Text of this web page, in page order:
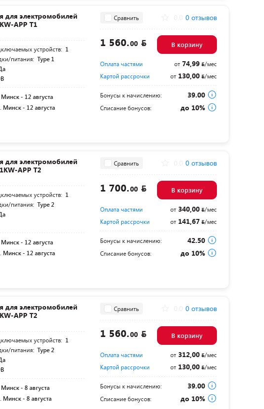
для электромобилей
APP T1
устройств: 1
питания: Type 1
Минск - 12 августа
Минск - 12 августа
Сравнить 0 отзывов
1 560.00 В корзину
Оплата частями от74,99
/мес
Картой рассрочки
от130,00 /мес
Бонусы к начислению: 39.00
Списание бонусов: до 10%
для электромобилей
APP T2
устройств: 1
питания: Type 2
Минск - 12 августа
Минск - 12 августа
Сравнить 0 отзывов
1 700.00 В корзину
Оплата частями от340,00
/мес
Картой рассрочки
от141,67 /мес
Бонусы к начислению: 42.50
Списание бонусов: до 10%
для электромобилей
APP T2
устройств: 1
питания: Type 2
Минск -8 августа
Минск -8 августа
Сравнить 0 отзывов
1 560.00 В корзину
Оплата частями от312,00
/мес
Картой рассрочки
от130,00 /мес
Бонусы к начислению: 39.00
Списание бонусов: до 10%